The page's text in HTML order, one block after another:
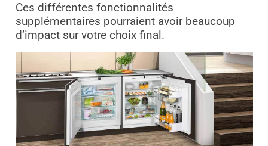
Ces différentes fonctionnalités
supplémentaires pourraient avoir beaucoup
d’impact sur votre choix final.